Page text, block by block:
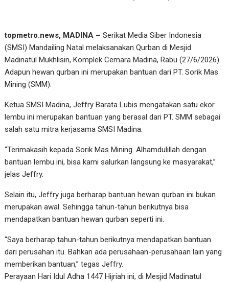
topmetro.news, MADINA – Serikat Media Siber Indonesia
(SMSI) Mandailing Natal melaksanakan Qurban di Mesjid
Madinatul Mukhlisin, Komplek Cemara Madina, Rabu (27/6/2026).
Adapun hewan qurban ini merupakan bantuan dari PT. Sorik Mas
Mining (SMM).
Ketua SMSI Madina, Jeffry Barata Lubis mengatakan satu ekor
lembu ini merupakan bantuan yang berasal dari PT. SMM sebagai
salah satu mitra kerjasama SMSI Madina.
“Terimakasih kepada Sorik Mas Mining. Alhamdulillah dengan
bantuan lembu ini, bisa kami salurkan langsung ke masyarakat,”
jelas Jeffry.
Selain itu, Jeffry juga berharap bantuan hewan qurban ini bukan
merupakan awal. Sehingga tahun-tahun berikutnya bisa
mendapatkan bantuan hewan qurban seperti ini.
“Saya berharap tahun-tahun berikutnya mendapatkan bantuan
dari perusahan itu. Bahkan ada perusahaan-perusahaan lain yang
memberikan bantuan,” tegas Jeffry.
Perayaan Hari Idul Adha 1447 Hijriah ini, di Mesjid Madinatul